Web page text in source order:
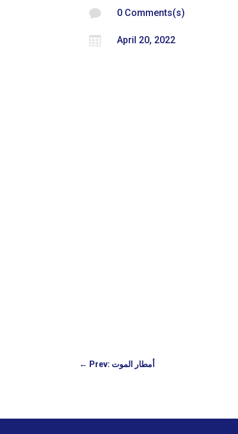
 0 Comments(s)
 April 20, 2022
← Prev: أمطار الموت